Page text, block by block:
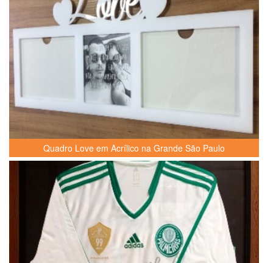
Quadro Love em Acrílico na Grande São Paulo